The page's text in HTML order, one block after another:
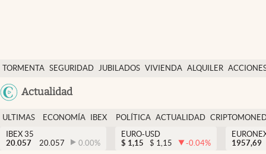
TORMENTA SEGURIDAD JUBILADOS VIVIENDA ALQUILER
USA
Actualidad
Economía y finanzas
Política
Actualidad
Criptomonedas
ULTIMAS
NOTICIAS
ECONOMÍA
FINANZAS
IBEX
EURO
POLÍTICA ACTUALIDAD
IBEX 35
20.057
20.057 0.00%
EURO-USD
$ 1,15 $ 1,15 -0.04%
1957,69